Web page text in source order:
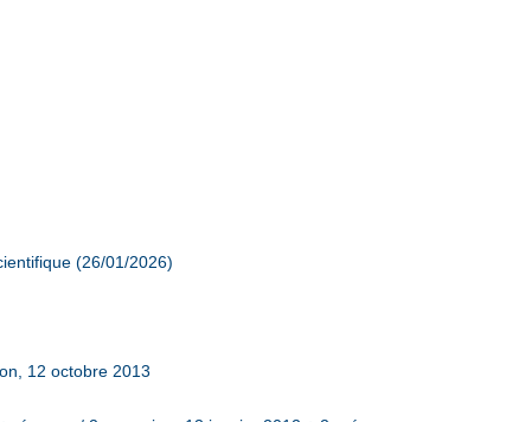
(26/01/2026)
12 octobre 2013